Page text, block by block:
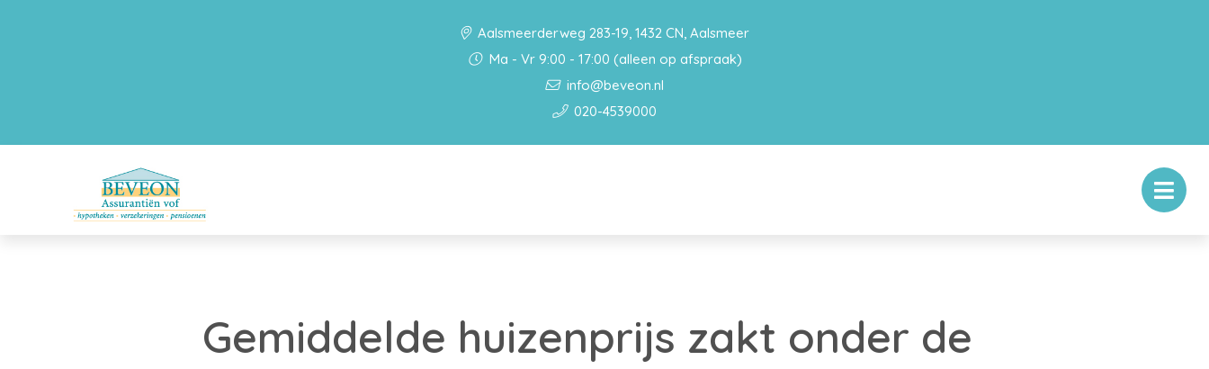
Aalsmeerderweg 283-19, 1432 CN, Aalsmeer
Ma - Vr 9:00 - 17:00 (alleen op afspraak)
info@beveon.nl
020-4539000
Gemiddelde huizenprijs zakt onder de